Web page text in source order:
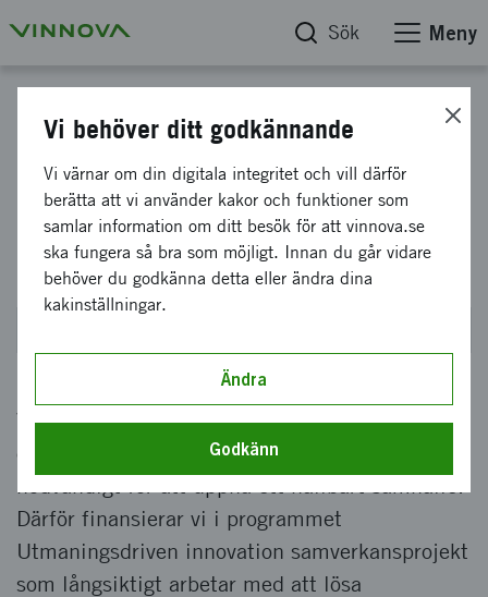
Sök Meny
Utmaningsdriven innovation -
Steg 3 Implementering 2022 -
höst
Vad är Utmaningsdriven innovation? Innovation
och samverkan är viktigare än någonsin och
Därför finansierar vi i programmet
Utmaningsdriven innovation samverkansprojekt
som långsiktigt arbetar med att lösa
Vi behöver ditt godkännande
Vi värnar om din digitala integritet och vill därför
berätta att vi använder kakor och funktioner som
samlar information om ditt besök för att vinnova.se
ska fungera så bra som möjligt. Innan du går vidare
behöver du godkänna detta eller ändra dina
kakinställningar.
Ändra
Godkänn